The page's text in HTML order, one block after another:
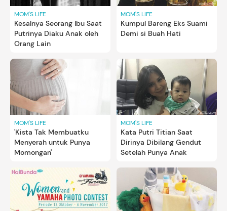
MOM'S LIFE
Kesalnya Seorang Ibu Saat
Putrinya Diaku Anak oleh
Orang Lain
MOM'S LIFE
Kumpul Bareng Eks Suami
Demi si Buah Hati
MOM'S LIFE
'Kista Tak Membuatku
Menyerah untuk Punya
Momongan'
MOM'S LIFE
Kata Putri Titian Saat
Dirinya Dibilang Gendut
Setelah Punya Anak